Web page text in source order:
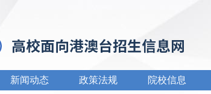
新闻动态 政策法规 院校信息